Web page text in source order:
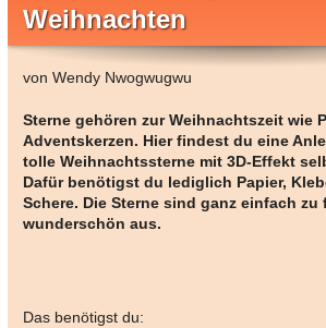
Weihnachten
von Wendy Nwogwugwu
Sterne gehören zur Weihnachtszeit wie
Adventskerzen. Hier findest du eine
tolle Weihnachtssterne mit 3D-Effekt
Dafür benötigst du lediglich Papier,
Schere. Die Sterne sind ganz einfach zu
wunderschön aus.
Das benötigst du: